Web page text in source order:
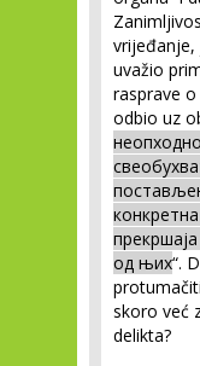
vrijeđanje,
uvažio
rasprave
odbio uz
од њих“.
skoro već
delikta?